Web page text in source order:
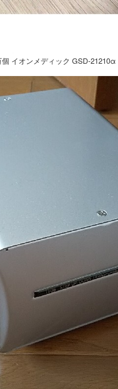
イオンメディック GSD-21210α